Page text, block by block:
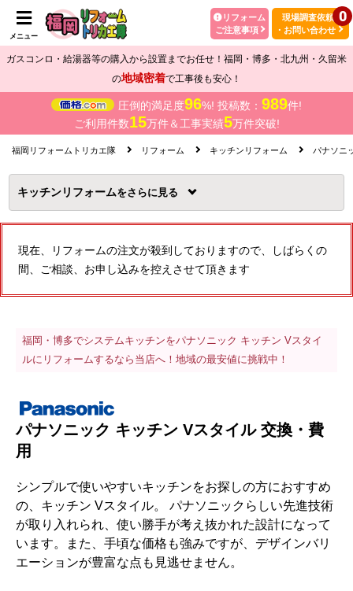
メニュー
リフォーム
ご注意事項
0
現場調査依頼
・お問い合わせ
ガスコンロ・給湯器等の購入から設置までお任せ！福岡・博多・北九州・久留米
の地域密着で工事後も安心！
圧倒的満足度96%! 投稿数： 989件!
ご利用件数15万件＆工事実績5万件突破!
福岡リフォームトリカエ隊 リフォーム キッチンリフォーム パナソニ
キッチンリフォームを
現在、リフォームの注文が殺到しておりますので、しばらくの
間、ご相談、お申し込みを控えさせて頂きます
福岡・博多でシステムキッチンをパナソニック キッチン Vスタイ
ルにリフォームするなら当店へ！地域の最安値に挑戦中！
パナソニック キッチン Vスタイル 交換・費
用
シンプルで使いやすいキッチンをお探しの方におすすめ
の、キッチン Vスタイル。 パナソニックらしい先進技術
が取り入れられ、使い勝手が考え抜かれた設計になって
います。また、手頃な価格も強みですが、デザインバリ
エーションが豊富な点も見逃せません。